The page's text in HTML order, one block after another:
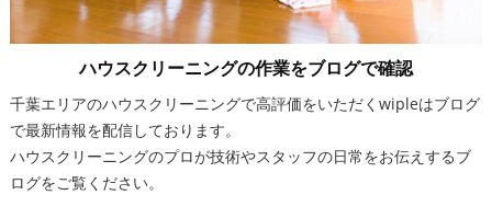
ハウスクリーニングの作業をブログで確認
千葉エリアのハウスクリーニングで高評価をいただくwipleはブログ
で最新情報を配信しております。
ハウスクリーニングのプロが技術やスタッフの日常をお伝えするブ
ログをご覧ください。